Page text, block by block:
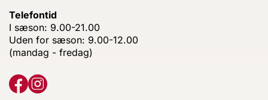
Telefontid
I sæson: 9.00-21.00
Uden for sæson: 9.00-12.00
(mandag - fredag)